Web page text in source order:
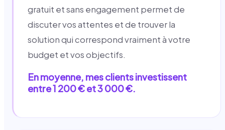
gratuit et sans engagement permet de
discuter vos attentes et de trouver la
solution qui correspond vraiment à votre
budget et vos objectifs.
En moyenne, mes clients investissent
entre 1 200 € et 3 000 €.